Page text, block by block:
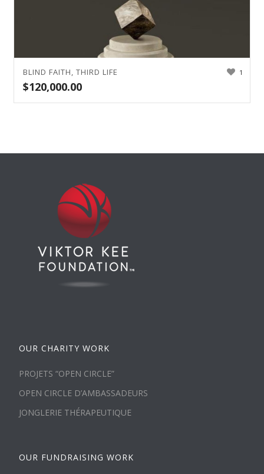
1
BLIND FAITH, THIRD LIFE
$120,000.00
OUR CHARITY WORK
PROJETS “OPEN CIRCLE”
OPEN CIRCLE D’AMBASSADEURS
JONGLERIE THÉRAPEUTIQUE
OUR FUNDRAISING WORK